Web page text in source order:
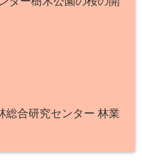
合研究センター 林業